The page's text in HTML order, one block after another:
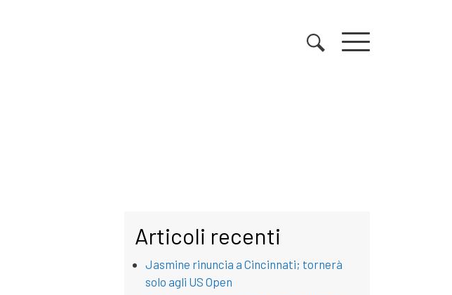
Articoli recenti
Jasmine rinuncia a Cincinnati; tornerà
solo agli US Open